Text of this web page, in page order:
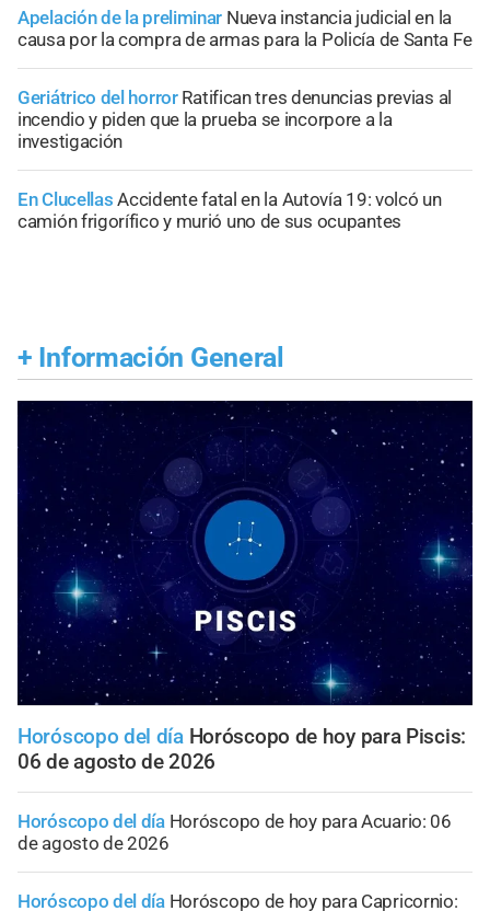
Apelación de la preliminar Nueva instancia judicial en la
causa por la compra de armas para la Policía de Santa Fe
Geriátrico del horror Ratifican tres denuncias previas al
incendio y piden que la prueba se incorpore a la
investigación
En Clucellas Accidente fatal en la Autovía 19: volcó un
camión frigorífico y murió uno de sus ocupantes
+ Información General
Horóscopo del día Horóscopo de hoy para Piscis:
06 de agosto de 2026
Horóscopo del día Horóscopo de hoy para Acuario: 06
de agosto de 2026
Horóscopo del día Horóscopo de hoy para Capricornio: